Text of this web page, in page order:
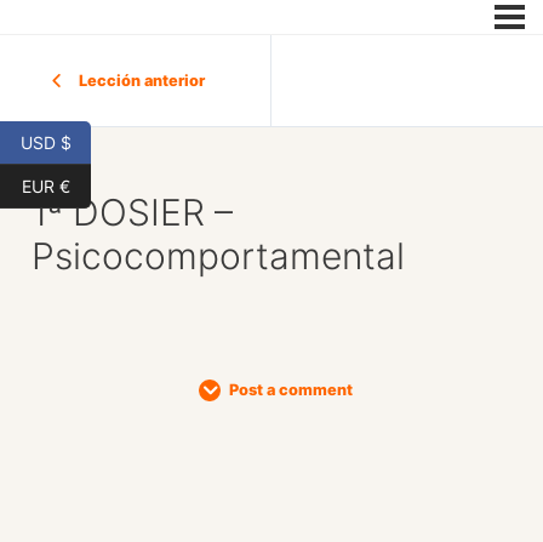
Lección anterior
1ª DOSIER –
Psicocomportamental
Post a comment
USD $
EUR €